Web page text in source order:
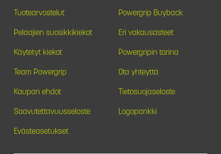
Tuotearvostelut Powergrip Buyback
Pelaajien suosikkikiekot Eri vakausasteet
Käytetyt kiekot Powergripin tarina
Team Powergrip Ota yhteyttä
Kaupan ehdot Tietosuojaseloste
Saavutettavuusseloste Logopankki
Evästeasetukset